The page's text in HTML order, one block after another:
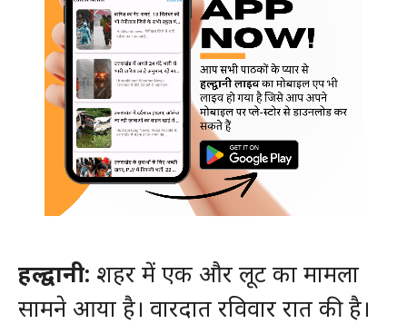
हल्द्वानी: शहर में एक और लूट का मामला
सामने आया है। वारदात रविवार रात की है।